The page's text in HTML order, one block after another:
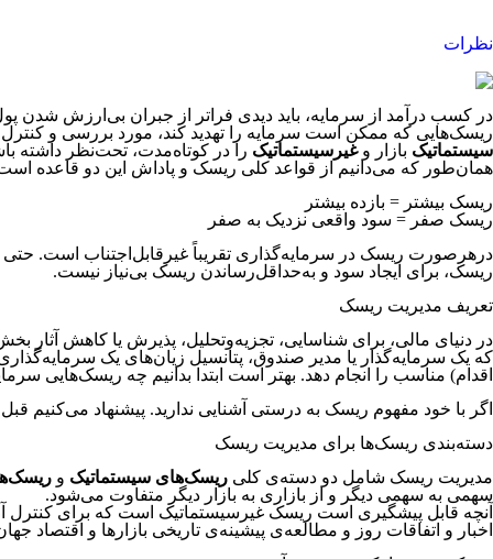
نظرات
در کسب درآمد از سرمایه، باید دیدی فراتر از جبران بی‌ارزش شدن
ریسک‌هایی که ممکن است سرمایه را تهدید کند، مورد بررسی و کنترل
سیستماتیک بازار وغیرسیستماتیک را در کوتاه‌مدت، تحت‌نظر داشته
همان‌طور که می‌دانیم از قواعد کلی ریسک و پاداش این دو قاعده
ریسک بیشتر = بازده بیشتر
ریسک صفر = سود واقعی نزدیک به صفر
درهرصورت ریسک در سرمایه‌گذاری تقریباً غیرقابل‌اجتناب است.
ریسک، برای ایجاد سود و به‌حداقل‌رساندن ریسک بی‌نیاز نیست.
تعریف مدیریت ریسک
در دنیای مالی، برای شناسایی، تجزیه‌وتحلیل، پذیرش یا کاهش آثار
اقدام) مناسب را انجام دهد. بهتر است ابتدا بدانیم چه ریسک‌هایی
اگر با خود مفهوم ریسک به درستی آشنایی ندارید. پیشنهاد می‌کنیم
دسته‌بندی ریسک‌ها برای مدیریت ریسک
مدیریت ریسک شامل دو دسته‌ی کلی ریسک‌های سیستماتیک و
سهمی به سهمی دیگر و از بازاری به بازار دیگر متفاوت می‌شود.
آنچه قابل پیشگیری است ریسک غیرسیستماتیک است که برای کنترل
اخبار و اتفاقات روز و مطالعه‌ی پیشینه‌ی تاریخی بازارها و